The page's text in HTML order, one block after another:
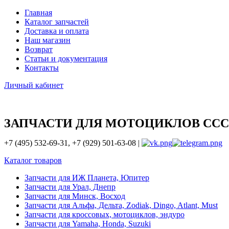
Главная
Каталог запчастей
Доставка и оплата
Наш магазин
Возврат
Статьи и документация
Контакты
Личный кабинет
ЗАПЧАСТИ ДЛЯ МОТОЦИКЛОВ
+7 (495) 532-69-31, +7 (929) 501-63-08 |
Каталог товаров
Запчасти для ИЖ Планета, Юпитер
Запчасти для Урал, Днепр
Запчасти для Минск, Восход
Запчасти для Альфа, Дельта, Zodiak, Dingo, Atlant, Must
Запчасти для кроссовых, мотоциклов, эндуро
Запчасти для Yamaha, Honda, Suzuki